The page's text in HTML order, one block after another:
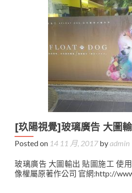
[玖陽視覺]玻璃廣告 大圖
Posted on 14 11 月, 2017byadmin
玻璃廣告 大圖輸出 貼圖施工 使
像權屬原著作公司 官網:http://